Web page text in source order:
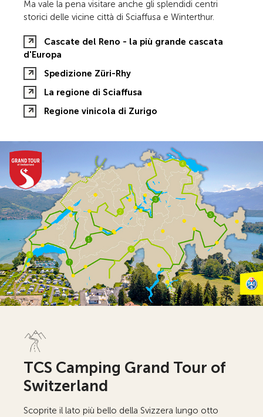
Ma vale la pena visitare anche gli splendidi centri
storici delle vicine città di Sciaffusa e Winterthur.
Cascate del Reno - la più grande cascata
d'Europa
Spedizione Züri-Rhy
La regione di Sciaffusa
Regione vinicola di Zurigo
TCS Camping Grand Tour of
Switzerland
Scoprite il lato più bello della Svizzera lungo otto